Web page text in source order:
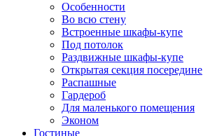
Особенности
Во всю стену
Встроенные шкафы-купе
Под потолок
Раздвижные шкафы-купе
Открытая секция посередине
Распашные
Гардероб
Для маленького помещения
Эконом
Гостиные